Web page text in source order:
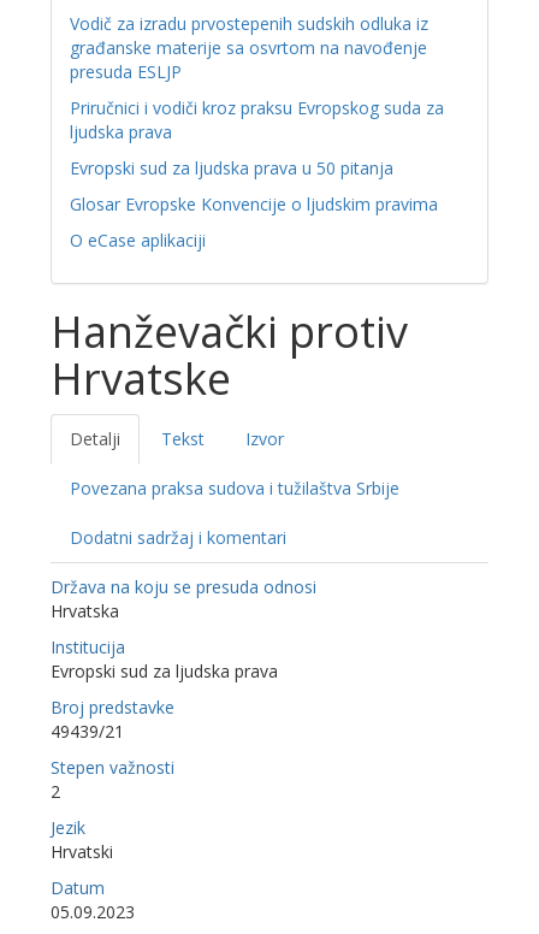
Vodič za izradu prvostepenih sudskih odluka iz
građanske materije sa osvrtom na navođenje
presuda ESLJP
Priručnici i vodiči kroz praksu Evropskog suda za
ljudska prava
Evropski sud za ljudska prava u 50 pitanja
Glosar Evropske Konvencije o ljudskim pravima
O eCase aplikaciji
Hanževački protiv
Hrvatske
Detalji Tekst Izvor
Povezana praksa sudova i tužilaštva Srbije
Dodatni sadržaj i komentari
Država na koju se presuda odnosi
Hrvatska
Institucija
Evropski sud za ljudska prava
Broj predstavke
49439/21
Stepen važnosti
2
Jezik
Hrvatski
Datum
05.09.2023